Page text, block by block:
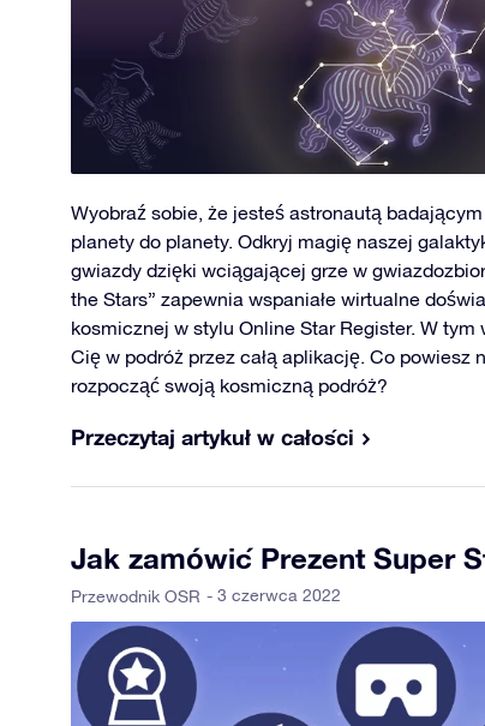
Wyobraź sobie, że jesteś astronautą
planety do planety. Odkryj magię naszej
gwiazdy dzięki wciągającej grze w
the Stars” zapewnia wspaniałe wirtualne
kosmicznej w stylu Online Star Register. W
Cię w podróż przez całą aplikację. Co powiesz
rozpocząć swoją kosmiczną podróż?
Przeczytaj artykuł w całości
Jak zamówić Prezent Super
Przewodnik OSR - 3 czerwca 2022